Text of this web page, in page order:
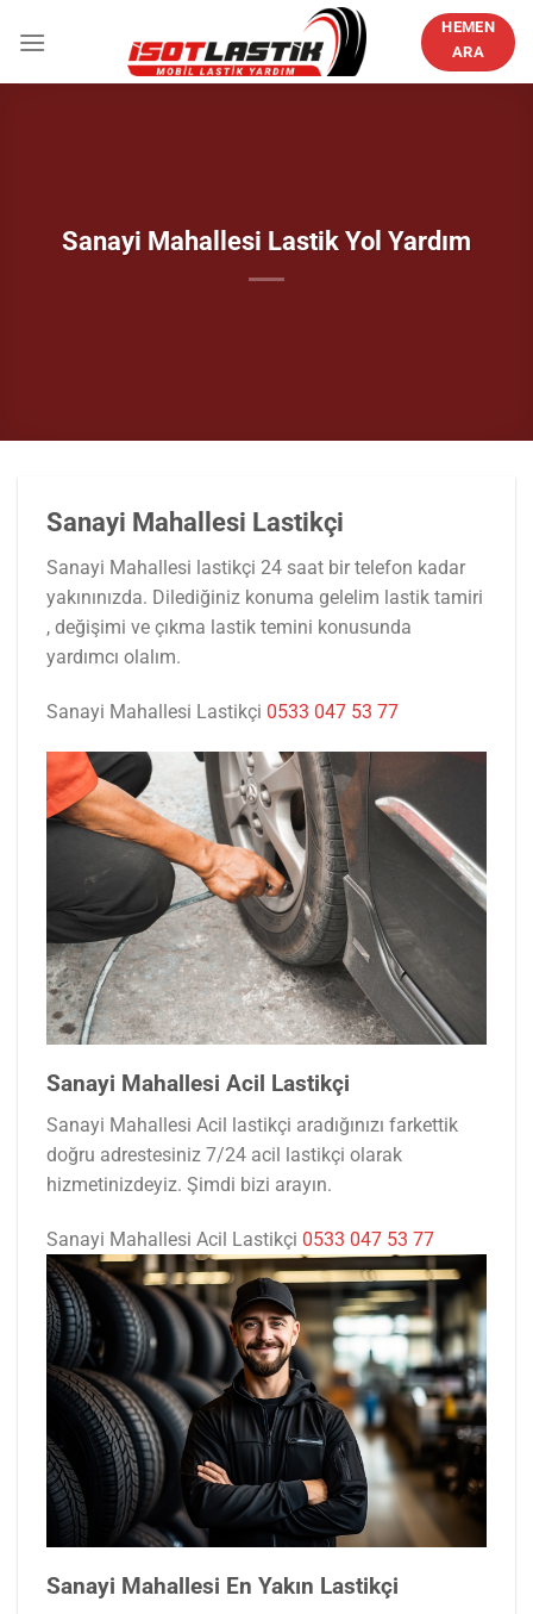
atla
HEMEN
ARA
Sanayi Mahallesi Lastik Yol Yardım
Sanayi Mahallesi Lastikçi
Sanayi Mahallesi lastikçi 24 saat bir telefon kadar
yakınınızda. Dilediğiniz konuma gelelim lastik tamiri
, değişimi ve çıkma lastik temini konusunda
yardımcı olalım.
Sanayi Mahallesi Lastikçi 0533 047 53 77
Sanayi Mahallesi Acil Lastikçi
Sanayi Mahallesi Acil lastikçi aradığınızı farkettik
doğru adrestesiniz 7/24 acil lastikçi olarak
hizmetinizdeyiz. Şimdi bizi arayın.
Sanayi Mahallesi Acil Lastikçi 0533 047 53 77
Sanayi Mahallesi En Yakın Lastikçi